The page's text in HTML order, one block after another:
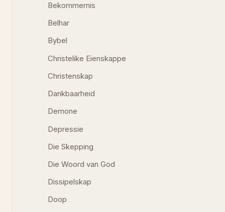
Bekommernis
Belhar
Bybel
Christelike Eienskappe
Christenskap
Dankbaarheid
Demone
Depressie
Die Skepping
Die Woord van God
Dissipelskap
Doop